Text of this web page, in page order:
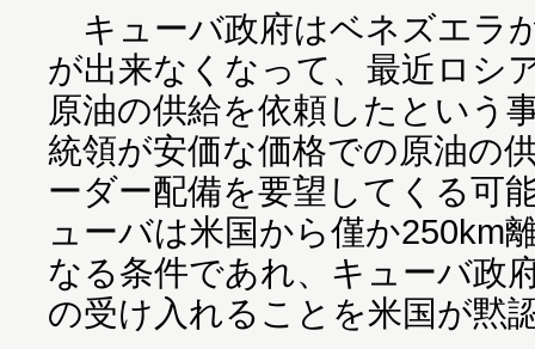
キューバ政府はベネズエラ
が出来なくなって、最近ロシ
原油の供給を依頼したという
統領が安価な価格での原油の
ーダー配備を要望してくる可
ューバは米国から僅か250km
なる条件であれ、キューバ政
の受け入れることを米国が黙